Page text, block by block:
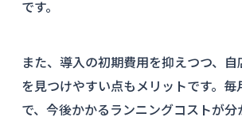
です。
また、導入の初期費用を抑えつつ、自
を見つけやすい点もメリットです。毎
で、今後かかるランニングコストが分